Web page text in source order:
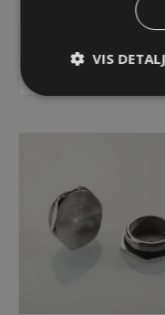
Lager: Restordre - Er
VIS